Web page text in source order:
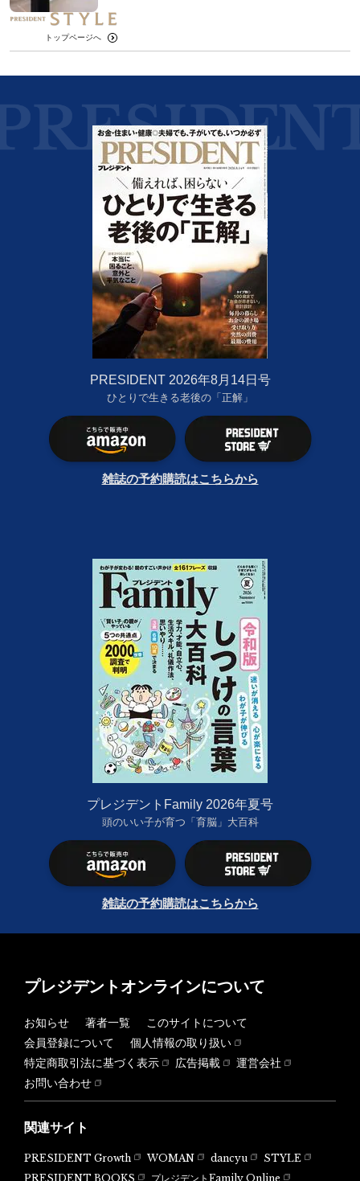
トップページへ
PRESIDENT 2026年8月14日号
ひとりで生きる老後の「正解」
雑誌の予約購読はこちらから
プレジデントFamily 2026年夏号
頭のいい子が育つ「育脳」大百科
雑誌の予約購読はこちらから
プレジデントオンラインについて
お知らせ 著者一覧
このサイトについて
会員登録について
個人情報の取り扱い
特定商取引法に基づく表示
広告掲載
運営会社
お問い合わせ
関連サイト
PRESIDENT Growth WOMAN dancyu
STYLE
PRESIDENT BOOKS
プレジデントFamily Online